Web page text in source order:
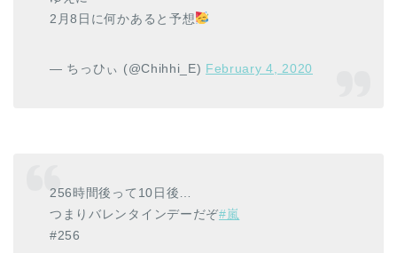
2月8日に何かあると予想
— ちっひぃ (@Chihhi_E) February 4, 2020
256時間後って10日後…
つまりバレンタインデーだぞ#嵐
#256